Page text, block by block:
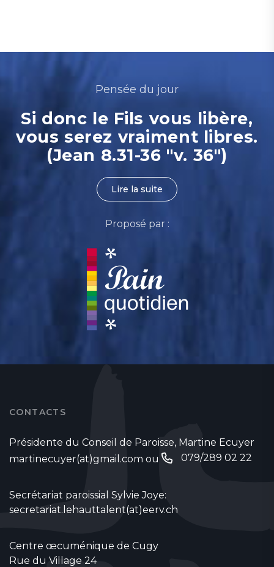
Pensée du jour
Si donc le Fils vous libère,
vous serez vraiment libres.
(Jean 8.31-36 "v. 36")
Lire la suite
Proposé par :
CONTACTS
Présidente du Conseil de Paroisse, Martine Ecuyer
martinecuyer(at)gmail.com ou 079/289 02 22
Secrétariat paroissial Sylvie Joye:
secretariat.lehauttalent(at)eerv.ch
Centre œcuménique de Cugy
Rue du Village 24